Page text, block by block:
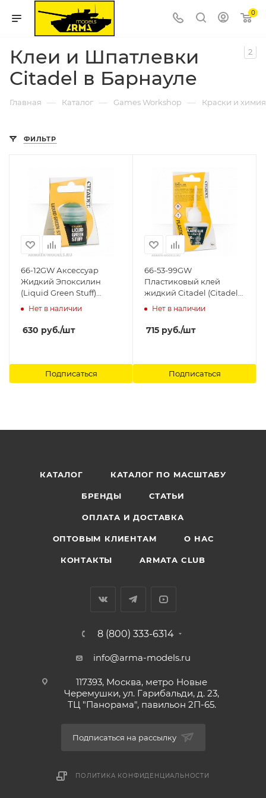
0
Клеи и Шпатлевки
Citadel в Барнауле
2
Главная — Каталог — Games Workshop — Краски и
ФИЛЬТР
66-12GW Аксессуар
Жидкий Эпоксилин
(Liquid Green Stuff)
Citadel
Нет в наличии
630 руб./шт
Подписаться
66-53-99GW
Пластиковый клей
жидкий Citadel (Citadel
Plastic Glue Thin (Global))
Нет в наличии
715 руб./шт
Подписаться
КАТАЛОГ КАТАЛОГ ПО МАСШТАБУ
БРЕНДЫ СТАТЬИ
ОПЛАТА И ДОСТАВКА
ОПТОВЫМ КЛИЕНТАМ О НАС
КОНТАКТЫ ARMATA CLUB
8 (800) 333-6314
info@arma-models.ru
117393, Москва, метро Новые
Черемушки, ул. Гарибальди, д. 23,
ТЦ "Панорама", павильон 2П-65.
Подписаться на рассылку
ПОЛИТИКА КОНФИДЕНЦИАЛЬНОСТИ